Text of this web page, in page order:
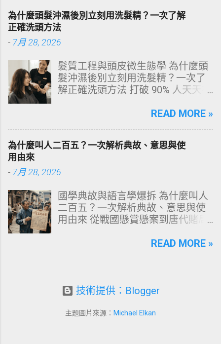
源性染色成因，並提供精準有效的
改善與美白對策。 📋 文章快速導覽
目錄 一、 牙齒顏色的生物學本質：
琺瑯質與象牙質 二、 牙齒變黃的10
源性變色的自我檢視 四、 5大專業
牙醫美白療程評估與比較 五、 避坑
指南：破除3大網路美白偏方迷思
理策略 一、 牙齒顏色的生物學本
何泛黃，首先必須釐清牙齒的硬組
織構造。牙齒最外層是由高度鈣化
（Enamel，又稱牙釉質） ，而包裹
質（Dentin，又稱牙本質） 。 💡 生
理學核心觀念 健康自然的牙齒本來
就不是純白色。琺瑯質越半透明，
出來。當琺瑯質因磨損變薄、或是
全雪白的牙齒多半經過人工美白處
黃、褐色甚至灰斑時，往往代表著
為什麼頭髮沖濕後別立刻用洗髮精？一次了解
正確洗頭方法
- 7月 28, 2026
髮質工程與頭皮微生態學 為什麼頭
髮沖濕後別立刻用洗髮精？一次了
解正確洗頭方法 打破 90% 人天天在
構化思維，拆解頭皮清潔的物理與
康髮質。 💡 理性思維考題：你是否
天天洗頭，頭皮卻依然半天就出
數人的頭皮問題，並不是洗髮精買
了」。當你蓮蓬頭剛淋濕頭髮，下
一秒就把濃縮洗髮精直接抹在頭皮
上時，你已經親手觸發了一連串破
過嚴密的邏輯分析，為你解構正確
二、 關鍵核心：「預洗（Pre-
輯 三、 高效演算法：NT策略家的
READ MORE »
為什麼叫人二百五？一次解析典故、意思與使
用由來
- 7月 28, 2026
國學典故與語言學爆拆 為什麼叫人
二百五？一次解析典故、意思與使
用由來 從戰國懸賞懸案到唐代賭局
常用語。一次拆解歷史真相、心理
一、「二百五」的核心意思與語境
與千金賞金 三、典故二：古代貨幣
READ MORE »
技術提供：Blogger
主題圖片來源： Michael Elkan